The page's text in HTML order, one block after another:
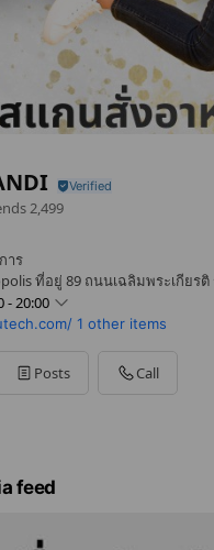
2,499
าร
ที่อยู่ 89 ถนนเฉลิมพระเกียรติ
- 20:00
1 other items
Posts Call
feed